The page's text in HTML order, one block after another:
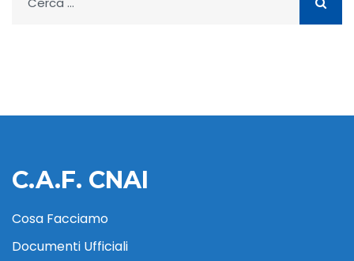
per:
C.A.F. CNAI
Cosa Facciamo
Documenti Ufficiali